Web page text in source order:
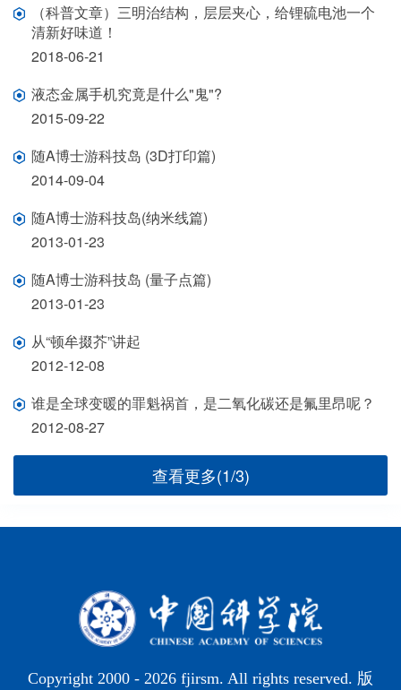
（科普文章）三明治结构，层层夹心，给锂硫电池一个
清新好味道！
2018-06-21
液态金属手机究竟是什么"鬼"?
2015-09-22
随A博士游科技岛 (3D打印篇)
2014-09-04
随A博士游科技岛(纳米线篇)
2013-01-23
随A博士游科技岛 (量子点篇)
2013-01-23
从“顿牟掇芥”讲起
2012-12-08
谁是全球变暖的罪魁祸首，是二氧化碳还是氟里昂呢？
2012-08-27
查看更多(1/3)
Copyright 2000 - 2026 fjirsm. All rights reserved. 版